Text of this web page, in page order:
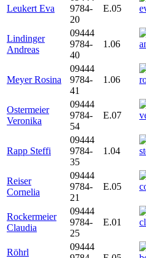
Leukert Eva
9784-
20
E.05
Lindinger
Andreas
09444
9784-
40
1.06
Meyer Rosina
09444
9784-
41
1.06
Ostermeier
Veronika
09444
9784-
54
E.07
Rapp Steffi
09444
9784-
35
1.04
Reiser
Cornelia
09444
9784-
21
E.05
Rockermeier
Claudia
09444
9784-
25
E.01
Röhrl
09444